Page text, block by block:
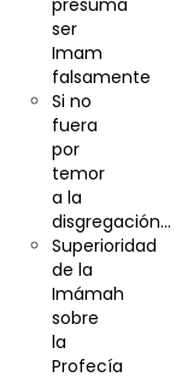
presuma
ser
Imam
falsamente
Si no
fuera
por
temor
a la
disgregación…
Superioridad
de la
Imámah
sobre
la
Profecía